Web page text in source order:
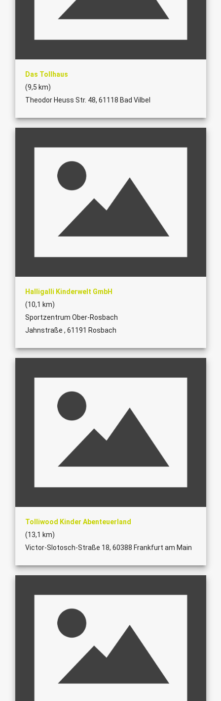
Das Tollhaus
(9,5 km)
Theodor Heuss Str. 48, 61118 Bad Vilbel
Halligalli Kinderwelt GmbH
(10,1 km)
Sportzentrum Ober-Rosbach
Jahnstraße , 61191 Rosbach
Tolliwood Kinder Abenteuerland
(13,1 km)
Victor-Slotosch-Straße 18, 60388 Frankfurt am Main